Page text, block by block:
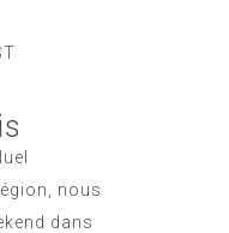
nous
dans